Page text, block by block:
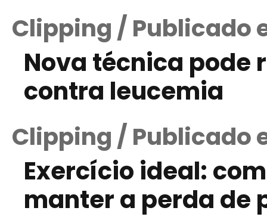
Clipping / Publicado
Nova técnica pode
contra leucemia
Clipping / Publicado
Exercício ideal:
manter a perda de